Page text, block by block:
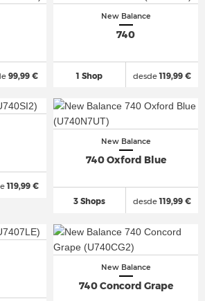
99,99 €
New Balance
740
1 Shop desde119,99 €
119,99 €
New Balance
740 Oxford Blue
3 Shops desde119,99 €
New Balance
740 Concord Grape